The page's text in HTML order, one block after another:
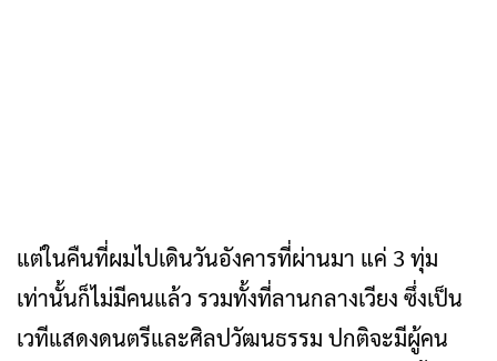
แต่ในคืนที่ผมไปเดินวันอังคารที่ผ่านมา แค่ 3 ทุ่ม
เท่านั้นก็ไม่มีคนแล้ว รวมทั้งที่ลานกลางเวียง ซึ่งเป็น
เวทีแสดงดนตรีและศิลปวัฒนธรรม ปกติจะมีผู้คน